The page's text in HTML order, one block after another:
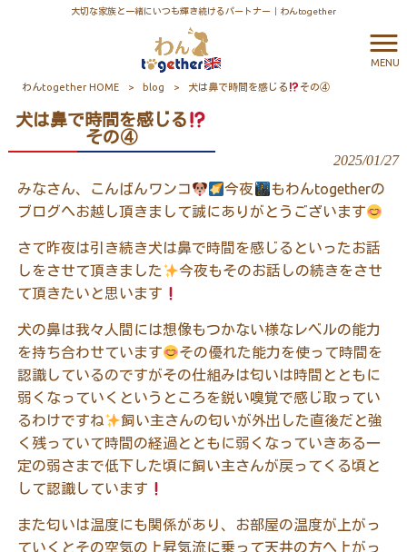
大切な家族と一緒にいつも輝き続けるパートナー｜わんtogether
MENU
わんtogether HOME > blog > 犬は鼻で時間を感じる その④
犬は鼻で時間を感じる
その④
2025/01/27
みなさん、こんばんワンコ 今夜
もわんtogetherの
ブログへお越し頂きまして誠にありがとうございます
さて昨夜は引き続き犬は鼻で時間を感じるといったお話
しをさせて頂きました
今夜もそのお話しの続きをさせ
て頂きたいと思います
犬の鼻は我々人間には想像もつかない様なレベルの能力
を持ち合わせています
その優れた能力を使って時間を
認識しているのですがその仕組みは匂いは時間とともに
弱くなっていくというところを鋭い嗅覚で感じ取ってい
るわけですね
飼い主さんの匂いが外出した直後だと強
く残っていて時間の経過とともに弱くなっていきある一
定の弱さまで低下した頃に飼い主さんが戻ってくる頃と
して認識しています
また匂いは温度にも関係があり、お部屋の温度が上がっ
ていくとその空気の上昇気流に乗って天井の方へ上がっ